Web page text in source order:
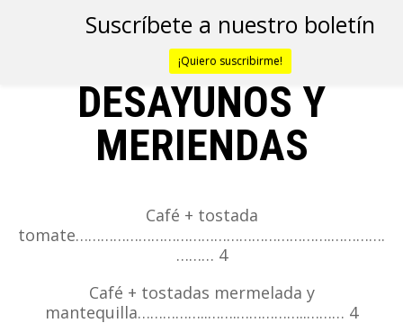
DESAYUNOS Y
MERIENDAS
Café + tostada
tomate…………………………………………………….………….
……… 4
Café + tostadas mermelada y
mantequilla……………..…….……………..……… 4
Suscríbete a nuestro boletín
¡Quiero suscribirme!